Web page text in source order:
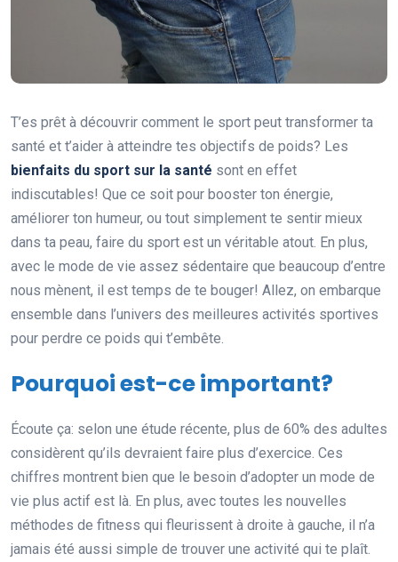
T’es prêt à découvrir comment le sport peut transformer ta
santé et t’aider à atteindre tes objectifs de poids? Les
bienfaits du sport sur la santé sont en effet
indiscutables! Que ce soit pour booster ton énergie,
améliorer ton humeur, ou tout simplement te sentir mieux
dans ta peau, faire du sport est un véritable atout. En plus,
avec le mode de vie assez sédentaire que beaucoup d’entre
nous mènent, il est temps de te bouger! Allez, on embarque
ensemble dans l’univers des meilleures activités sportives
pour perdre ce poids qui t’embête.
Pourquoi est-ce important?
Écoute ça: selon une étude récente, plus de 60% des adultes
considèrent qu’ils devraient faire plus d’exercice. Ces
chiffres montrent bien que le besoin d’adopter un mode de
vie plus actif est là. En plus, avec toutes les nouvelles
méthodes de fitness qui fleurissent à droite à gauche, il n’a
jamais été aussi simple de trouver une activité qui te plaît.